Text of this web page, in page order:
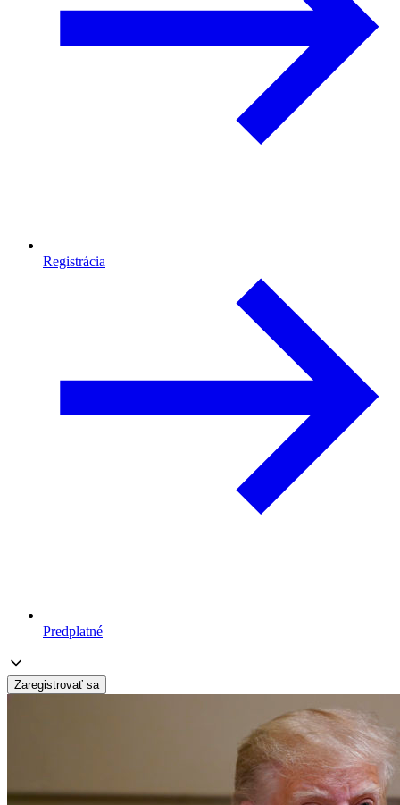
Registrácia
Predplatné
Zaregistrovať sa